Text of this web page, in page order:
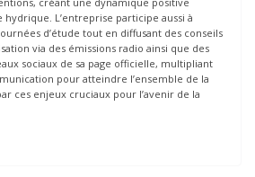
L’entreprise participe aussi à
d’étude tout en diffusant des conseils
via des émissions radio ainsi que des
sociaux de sa page officielle, multipliant
pour atteindre l’ensemble de la
ces enjeux cruciaux pour l’avenir de la